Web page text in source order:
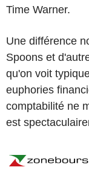
Time Warner.
Une différence
Spoons et
qu'on voit
euphories
comptabilité ne
est